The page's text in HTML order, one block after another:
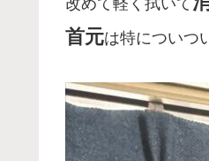
首元は特についつ